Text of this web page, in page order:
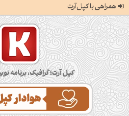
همراهی با کپل‌آرت کپل‌آرت؛ گرافیک، برنامه‌نویسی و خلاقیت